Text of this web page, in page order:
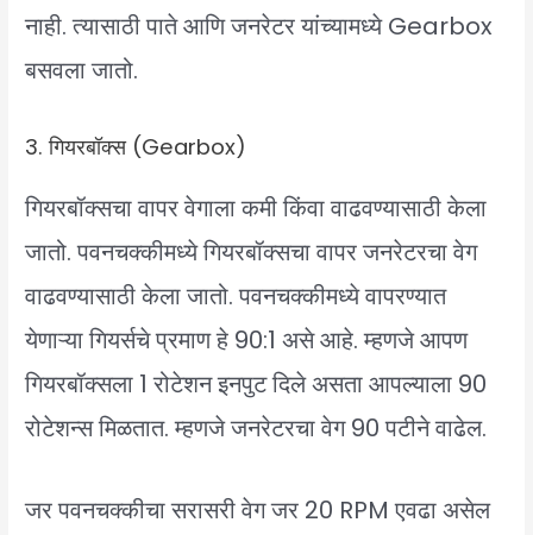
नाही. त्यासाठी पाते आणि जनरेटर यांच्यामध्ये Gearbox
बसवला जातो.
3. गियरबॉक्स (Gearbox)
गियरबॉक्सचा वापर वेगाला कमी किंवा वाढवण्यासाठी केला
जातो. पवनचक्कीमध्ये गियरबॉक्सचा वापर जनरेटरचा वेग
वाढवण्यासाठी केला जातो. पवनचक्कीमध्ये वापरण्यात
येणाऱ्या गियर्सचे प्रमाण हे 90:1 असे आहे. म्हणजे आपण
गियरबॉक्सला 1 रोटेशन इनपुट दिले असता आपल्याला 90
रोटेशन्स मिळतात. म्हणजे जनरेटरचा वेग 90 पटीने वाढेल.
जर पवनचक्कीचा सरासरी वेग जर 20 RPM एवढा असेल